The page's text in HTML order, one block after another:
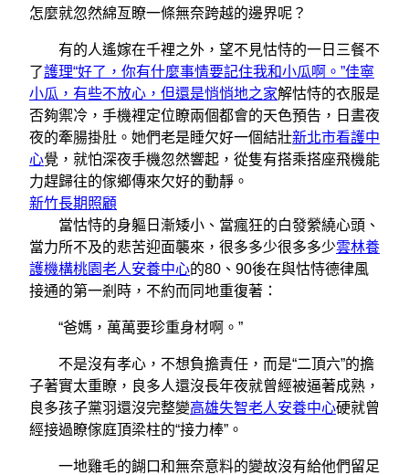
怎麼就忽然綿亙瞭一條無奈跨越的邊界呢？
有的人遙嫁在千裡之外，望不見怙恃的一日三餐不
了護理“好了，你有什麼事情要記住我和小瓜啊。”佳寧
小瓜，有些不放心，但還是悄悄地之家解怙恃的衣服是
否夠禦冷，手機裡定位瞭兩個都會的天色預告，日晝夜
夜的牽腸掛肚。她們老是睡欠好一個結壯新北市看護中
心覺，就怕深夜手機忽然響起，從隻有搭乘搭座飛機能
力趕歸往的傢鄉傳來欠好的動靜。
新竹長期照顧
當怙恃的身軀日漸矮小、當瘋狂的白發縈繞心頭、
當力所不及的悲苦迎面襲來，很多多少很多多少雲林養
護機構桃園老人安養中心的80、90後在與怙恃德律風
接通的第一剎時，不約而同地重復著：
“爸媽，萬萬要珍重身材啊。”
不是沒有孝心，不想負擔責任，而是“二頂六”的擔
子著實太重瞭，良多人還沒長年夜就曾經被逼著成熟，
良多孩子黨羽還沒完整變高雄失智老人安養中心硬就曾
經接過瞭傢庭頂梁柱的“接力棒”。
一地雞毛的餬口和無奈意料的變故沒有給他們留足